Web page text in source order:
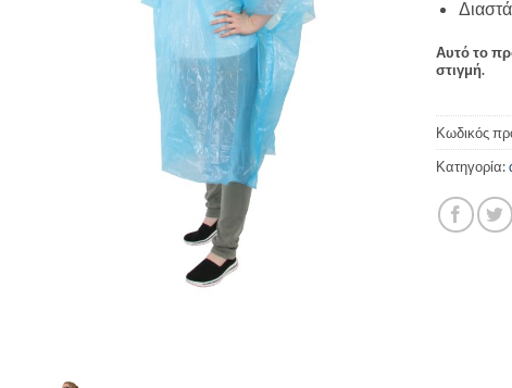
Αυτό το
στιγμή.
Κωδικός
Κατηγορία: